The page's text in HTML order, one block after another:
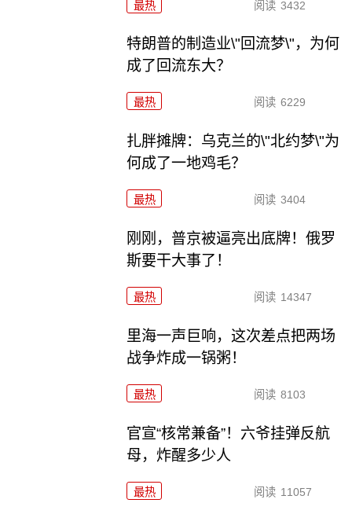
最热 阅读 3432
特朗普的制造业\"回流梦\"，为何
成了回流东大？
最热 阅读 6229
扎胖摊牌：乌克兰的\"北约梦\"为
何成了一地鸡毛？
最热 阅读 3404
刚刚，普京被逼亮出底牌！俄罗
斯要干大事了！
最热 阅读 14347
里海一声巨响，这次差点把两场
战争炸成一锅粥！
最热 阅读 8103
官宣“核常兼备”！六爷挂弹反航
母，炸醒多少人
最热 阅读 11057